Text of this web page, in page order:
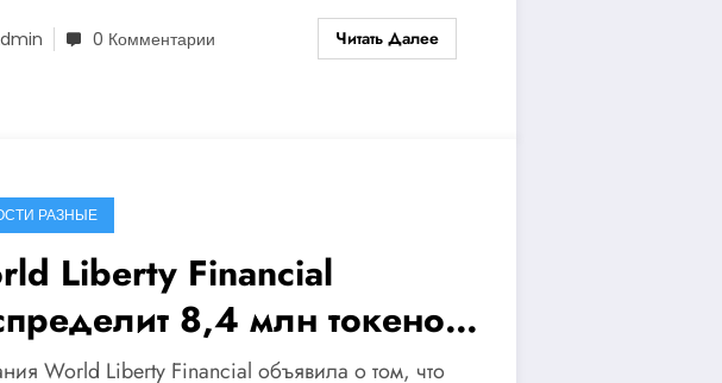
0 Комментарии Читать Далее
РАЗНЫЕ
Liberty Financial
8,4 млн токенов
среди первых
World Liberty Financial объявила о том, что